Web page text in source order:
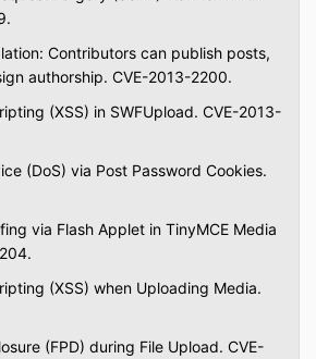
Contributors can publish posts,
authorship. CVE-2013-2200.
(XSS) in SWFUpload. CVE-2013-
(DoS) via Post Password Cookies.
via Flash Applet in TinyMCE Media
(XSS) when Uploading Media.
(FPD) during File Upload. CVE-